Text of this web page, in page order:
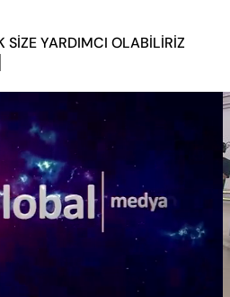
SİZE YARDIMCI OLABİLİRİZ